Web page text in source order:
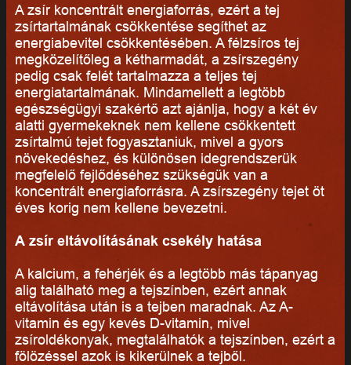
A zsír koncentrált energiaforrás, ezért a tej
zsírtartalmának csökkentése segíthet az
energiabevitel csökkentésében. A félzsíros tej
megközelítőleg a kétharmadát, a zsírszegény
pedig csak felét tartalmazza a teljes tej
energiatartalmának. Mindamellett a legtöbb
egészségügyi szakértő azt ajánlja, hogy a két év
alatti gyermekeknek nem kellene csökkentett
zsírtalmú tejet fogyasztaniuk, mivel a gyors
növekedéshez, és különösen idegrendszerük
megfelelő fejlődéséhez szükségük van a
koncentrált energiaforrásra. A zsírszegény tejet öt
éves korig nem kellene bevezetni.
A zsír eltávolításának csekély hatása
A kalcium, a fehérjék és a legtöbb más tápanyag
alig található meg a tejszínben, ezért annak
eltávolítása után is a tejben maradnak. Az A-
vitamin és egy kevés D-vitamin, mivel
zsíroldékonyak, megtalálhatók a tejszínben, ezért a
fölözéssel azok is kikerülnek a tejből.